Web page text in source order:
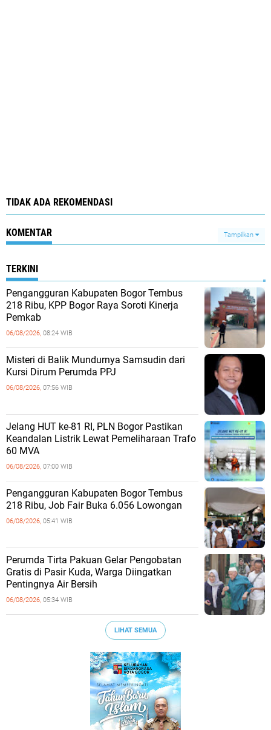
TIDAK ADA REKOMENDASI
KOMENTAR Tampilkan
TERKINI
Pengangguran Kabupaten Bogor Tembus
218 Ribu, KPP Bogor Raya Soroti Kinerja
Pemkab
06/08/2026, 08:24 WIB
Misteri di Balik Mundurnya Samsudin dari
Kursi Dirum Perumda PPJ
06/08/2026, 07:56 WIB
Jelang HUT ke-81 RI, PLN Bogor Pastikan
Keandalan Listrik Lewat Pemeliharaan Trafo
60 MVA
06/08/2026, 07:00 WIB
Pengangguran Kabupaten Bogor Tembus
218 Ribu, Job Fair Buka 6.056 Lowongan
06/08/2026, 05:41 WIB
Perumda Tirta Pakuan Gelar Pengobatan
Gratis di Pasir Kuda, Warga Diingatkan
Pentingnya Air Bersih
06/08/2026, 05:34 WIB
LIHAT SEMUA